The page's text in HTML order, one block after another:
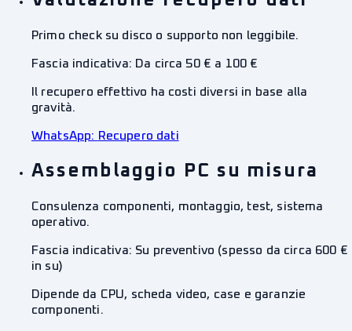
Primo check su disco o supporto non leggibile.
Fascia indicativa: Da circa 50 € a 100 €
Il recupero effettivo ha costi diversi in base alla
gravità.
WhatsApp: Recupero dati
Assemblaggio PC su misura
Consulenza componenti, montaggio, test, sistema
operativo.
Fascia indicativa: Su preventivo (spesso da circa 600 €
in su)
Dipende da CPU, scheda video, case e garanzie
componenti.